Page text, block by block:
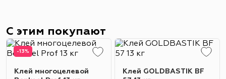
С этим покупают
-13%
Клей многоцелевой
Клей GOLDBASTIK BF